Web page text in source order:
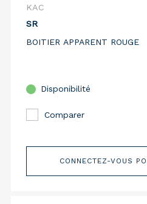
KAC
SR
BOITIER APPARENT ROUGE
Disponibilité
Comparer
CONNECTEZ-VOUS